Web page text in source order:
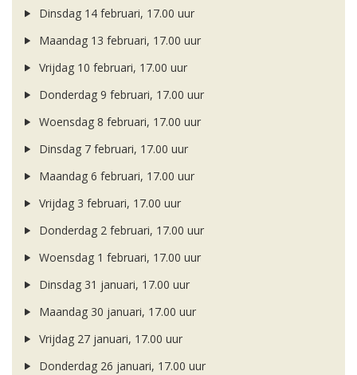
Dinsdag 14 februari, 17.00 uur
Maandag 13 februari, 17.00 uur
Vrijdag 10 februari, 17.00 uur
Donderdag 9 februari, 17.00 uur
Woensdag 8 februari, 17.00 uur
Dinsdag 7 februari, 17.00 uur
Maandag 6 februari, 17.00 uur
Vrijdag 3 februari, 17.00 uur
Donderdag 2 februari, 17.00 uur
Woensdag 1 februari, 17.00 uur
Dinsdag 31 januari, 17.00 uur
Maandag 30 januari, 17.00 uur
Vrijdag 27 januari, 17.00 uur
Donderdag 26 januari, 17.00 uur